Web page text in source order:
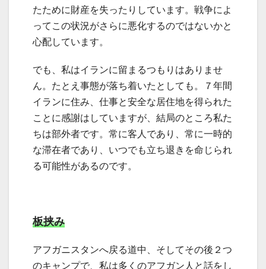
たために財産を失ったりしています。戦争によ
ってこの状況がさらに悪化するのではないかと
心配しています。
でも、私はイランに留まるつもりはありませ
ん。たとえ事態が落ち着いたとしても。７年間
イランに住み、仕事と安全な居住地を得られた
ことに感謝はしていますが、結局のところ私た
ちは部外者です。常に客人であり、常に一時的
な滞在者であり、いつでも立ち退きを命じられ
る可能性があるのです。
板挟み
アフガニスタンへ戻る道中、そしてその後２つ
のキャンプで、私は多くのアフガン人と話をし